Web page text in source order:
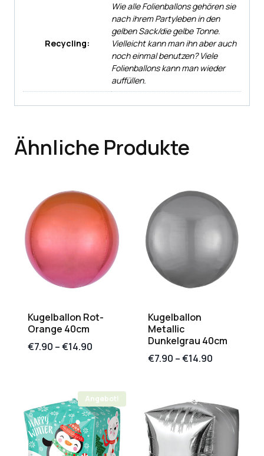
Recycling:
Wie alle Folienballons gehören sie
nach ihrem Partyleben in den
gelben Sack/die gelbe Tonne.
Vielleicht kann man ihn aber auch
noch einmal benutzen? Viele
Folienballons kann man wieder
auffüllen.
Ähnliche Produkte
Kugelballon Rot-
Orange 40cm
€7.90 –€14.90
Kugelballon
Metallic
Dunkelgrau 40cm
€7.90 –€14.90
Angebot!